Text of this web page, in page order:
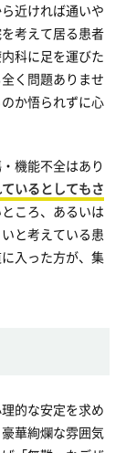
近ければ通いや
考えて居る患者
科に足を運びた
く問題ありませ
か悟られずに心
機能不全はあり
いるとしてもさ
ころ、あるいは
と考えている患
入った方が、集
的な安定を求め
華絢爛な雰囲気